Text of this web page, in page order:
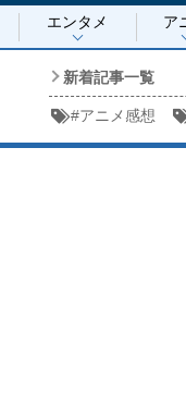
エンタメ ア
新着記事一覧
#アニメ感想